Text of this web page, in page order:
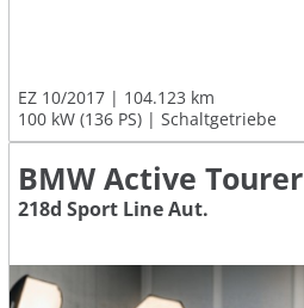
EZ 10/2017
104.123 km
100 kW (136 PS)
Schaltgetriebe
BMW Active Tourer
218d Sport Line Aut.